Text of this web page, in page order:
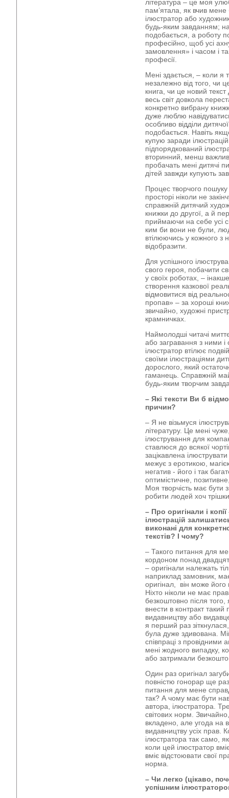
література – це моя
пам’ятала, як вчив
ілюстратор або
будь-яким завданням;
подобається, а роботу
професійно, щоб усі
замовлення» і часом і
професії.
Мені здається, – коли я
незалежно від того, чи
книга, чи це новий
весь світ довкола
конкретно вибрану
дуже люблю
особливо відділи
подобається. Навіть
купую заради
підпорядкований
вторинний, менш
пробачать мені дитячі
дітей завжди купують
Процес творчого
просторі ніколи не
справжній дитячий
книжки до другої, а й
приймаючи на себе усі
ким би вони не були,
втілюючись у кожного з
відобразити.
Для успішного
свого героя, побачити
у своїх роботах, –
створення казкової
відмовитися від
пропав» – за хороші
звичайно, художні
крамничках.
Наймолодші читачі
або загравання з ними
ілюстратор втілює
своїми ілюстраціями
дорослого, який
гаманець. Справжній
будь-яким творчим
– Які тексти Ви б
причин?
– Я не візьмуся
літературу. Це мені
ілюстрування для
ставлюся до всякої
зацікавлена
межує з еротикою,
негатив - його і так
оптимістичне,
Моя творчість має бути
робити людей хоч
– Про оригінали і
ілюстрацій
виконані для
текстів? І чому?
– Такого питання для
кордоном понад
– оригінали належать
наприклад замовник,
оригінал, він може його
Ніхто ніколи не має
безкоштовно після
внести в контракт
видавництву або
я перший раз
була дуже здивована.
співпраці з
мені жодного випадку,
або затримали
Один раз оригінал
повністю гонорар ще
питання для мене
так? А чому має бути
автора, ілюстратора.
світових норм.
вкладено, але угода на
видавництву усіх прав.
ілюстратора так само,
коли цей ілюстратор
вміє відстоювати свої
норма.
– Чи легко (цікаво,
успішним